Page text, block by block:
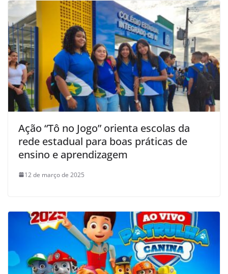
Ação “Tô no Jogo” orienta escolas da
rede estadual para boas práticas de
ensino e aprendizagem
12 de março de 2025